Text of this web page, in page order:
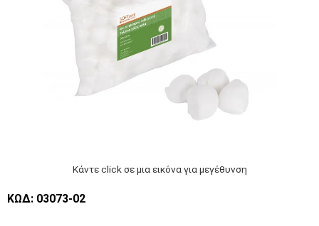
Κάντε click σε μια εικόνα για μεγέθυνση
ΚΩΔ: 03073-02